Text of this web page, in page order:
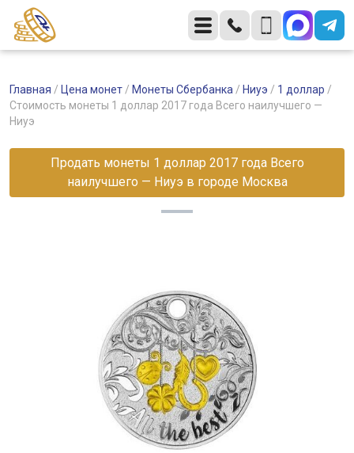
Главная / Цена монет / Монеты Сбербанка / Ниуэ / 1 доллар /
Стоимость монеты 1 доллар 2017 года Всего наилучшего —
Ниуэ
Продать монеты 1 доллар 2017 года Всего
наилучшего — Ниуэ в городе Москва